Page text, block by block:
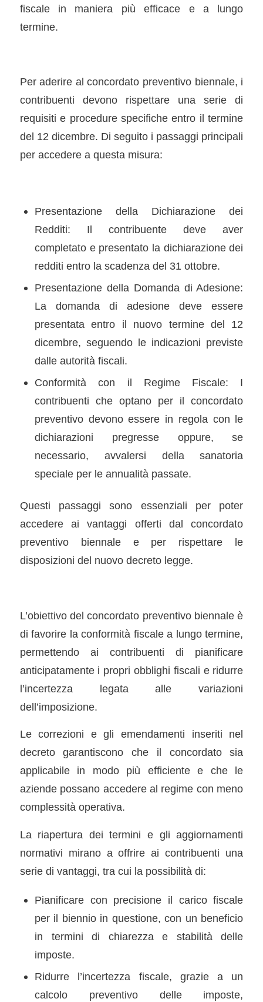
fiscale in maniera più efficace e a lungo
termine.
Per aderire al concordato preventivo biennale, i
contribuenti devono rispettare una serie di
requisiti e procedure specifiche entro il termine
del 12 dicembre. Di seguito i passaggi principali
per accedere a questa misura:
Presentazione della Dichiarazione dei
Redditi: Il contribuente deve aver
completato e presentato la dichiarazione dei
redditi entro la scadenza del 31 ottobre.
Presentazione della Domanda di Adesione:
La domanda di adesione deve essere
presentata entro il nuovo termine del 12
dicembre, seguendo le indicazioni previste
dalle autorità fiscali.
Conformità con il Regime Fiscale: I
contribuenti che optano per il concordato
preventivo devono essere in regola con le
dichiarazioni pregresse oppure, se
necessario, avvalersi della sanatoria
speciale per le annualità passate.
Questi passaggi sono essenziali per poter
accedere ai vantaggi offerti dal concordato
preventivo biennale e per rispettare le
disposizioni del nuovo decreto legge.
L’obiettivo del concordato preventivo biennale è
di favorire la conformità fiscale a lungo termine,
permettendo ai contribuenti di pianificare
anticipatamente i propri obblighi fiscali e ridurre
l’incertezza legata alle variazioni
dell’imposizione.
Le correzioni e gli emendamenti inseriti nel
decreto garantiscono che il concordato sia
applicabile in modo più efficiente e che le
aziende possano accedere al regime con meno
complessità operativa.
La riapertura dei termini e gli aggiornamenti
normativi mirano a offrire ai contribuenti una
serie di vantaggi, tra cui la possibilità di:
Pianificare con precisione il carico fiscale
per il biennio in questione, con un beneficio
in termini di chiarezza e stabilità delle
imposte.
Ridurre l’incertezza fiscale, grazie a un
calcolo preventivo delle imposte,